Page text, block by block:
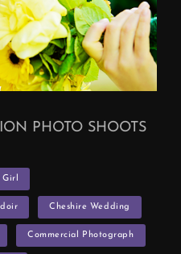
PHOTO SHOOTS
Girl
Cheshire Wedding
Commercial Photograph